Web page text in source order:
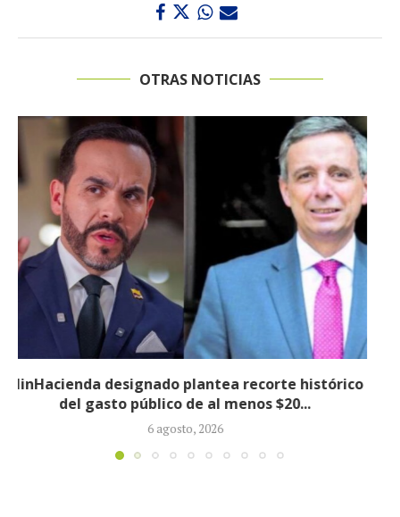
OTRAS NOTICIAS
Informe revela que grupos armados ilegales
crecieron 90 % durante la política...
5 agosto, 2026